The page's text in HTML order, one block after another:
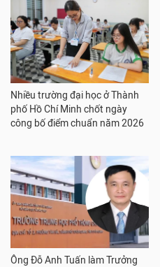
Nhiều trường đại học ở Thành
phố Hồ Chí Minh chốt ngày
công bố điểm chuẩn năm 2026
Ông Đỗ Anh Tuấn làm Trưởng